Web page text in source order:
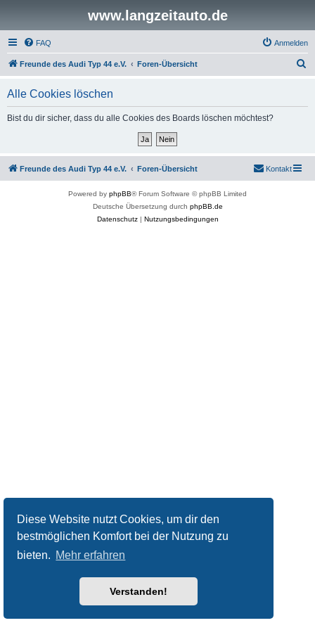
Diese Website nutzt Cookies, um dir den
bestmöglichen Komfort bei der Nutzung zu
bieten. Mehr erfahren
Verstanden!
www.langzeitauto.de
FAQ Anmelden
Freunde des Audi Typ 44 e.V. Foren-Übersicht
Alle Cookies löschen
Bist du dir sicher, dass du alle Cookies des Boards löschen möchtest?
Freunde des Audi Typ 44 e.V. Foren-Übersicht Kontakt
Powered by phpBB® Forum Software © phpBB Limited
Deutsche Übersetzung durch phpBB.de
Datenschutz| Nutzungsbedingungen